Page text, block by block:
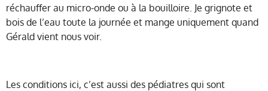
réchauffer au micro-onde ou à la bouilloire. Je grignote et
bois de l’eau toute la journée et mange uniquement quand
Gérald vient nous voir.
Les conditions ici, c’est aussi des pédiatres qui sont